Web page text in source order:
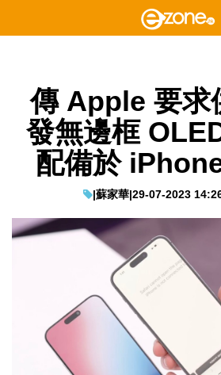
傳 Apple 要求
發無邊框
配備於
|蘇家華|29-07-2023